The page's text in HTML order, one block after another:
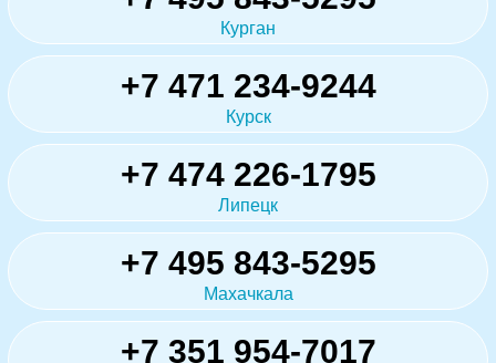
Курган
+7 471 234-9244
Курск
+7 474 226-1795
Липецк
+7 495 843-5295
Махачкала
+7 351 954-7017